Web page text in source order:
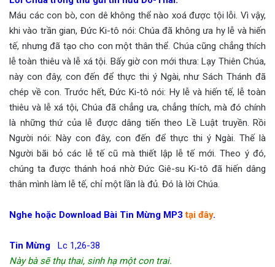
Máu các con bò, con dê không thể nào xoá được tội lỗi. Vì vậy,
khi vào trần gian, Đức Ki-tô nói: Chúa đã không ưa hy lễ và hiến
tế, nhưng đã tạo cho con một thân thể. Chúa cũng chẳng thích
lễ toàn thiêu và lễ xá tội. Bấy giờ con mới thưa: Lạy Thiên Chúa,
này con đây, con đến để thực thi ý Ngài, như Sách Thánh đã
chép về con. Trước hết, Đức Ki-tô nói: Hy lễ và hiến tế, lễ toàn
thiêu và lễ xá tội, Chúa đã chẳng ưa, chẳng thích, mà đó chính
là những thứ của lễ được dâng tiến theo Lề Luật truyền. Rồi
Người nói: Này con đây, con đến để thực thi ý Ngài. Thế là
Người bãi bỏ các lễ tế cũ mà thiết lập lễ tế mới. Theo ý đó,
chúng ta được thánh hoá nhờ Đức Giê-su Ki-tô đã hiến dâng
thân mình làm lễ tế, chỉ một lần là đủ. Đó là lời Chúa.
Nghe hoặc Download Bài Tin Mừng MP3tại đây.
Tin Mừng Lc 1,26-38
Này bà sẽ thụ thai, sinh hạ một con trai.